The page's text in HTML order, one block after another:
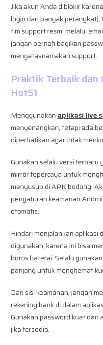
Jika akun Anda diblokir
login dari banyak
tim support resmi melalui
jangan pernah bagikan
mengatasnamakan support.
Praktik Terbaik dan
Hot51
Menggunakan aplikasi live
menyenangkan, tetapi ada
diperhatikan agar tidak
Gunakan selalu versi terbaru
mirror tepercaya untuk
menyusup di APK bodong.
pengaturan keamanan
otomatis.
Hindari menjalankan aplikasi
digunakan, karena ini bisa
boros baterai. Selalu
panjang untuk menghemat
Dari sisi keamanan, jangan
rekening bank di dalam
Gunakan password kuat
jika tersedia.